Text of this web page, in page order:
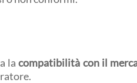
lacompatibilità con il